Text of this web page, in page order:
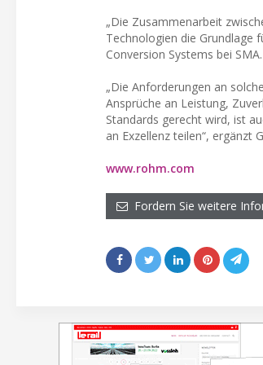
„Die Zusammenarbeit
Technologien die Grundlage
Conversion Systems bei SMA.
„Die Anforderungen an
Ansprüche an Leistung,
Standards gerecht wird, ist
an Exzellenz teilen“, ergänzt
www.rohm.com
Fordern Sie weitere